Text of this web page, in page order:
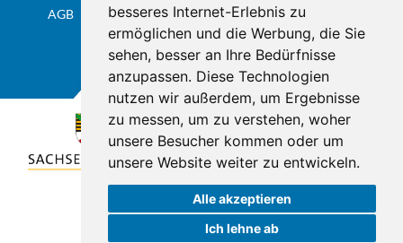
besseres Internet-Erlebnis zu
ermöglichen und die Werbung, die Sie
sehen, besser an Ihre Bedürfnisse
anzupassen. Diese Technologien
nutzen wir außerdem, um Ergebnisse
zu messen, um zu verstehen, woher
unsere Besucher kommen oder um
unsere Website weiter zu entwickeln.
Alle akzeptieren
Ich lehne ab
AGB Datenschutz & Impressum Sitemap